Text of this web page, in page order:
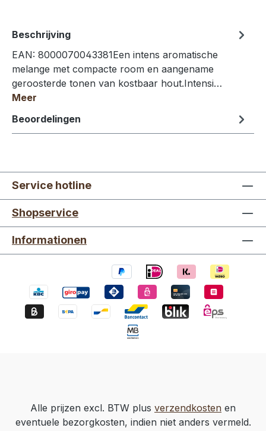
Beschrijving
EAN: 8000070043381Een intens aromatische
melange met compacte room en aangename
geroosterde tonen van kostbaar hout.Intensi…
Meer
Beoordelingen
Service hotline
Shopservice
Informationen
Alle prijzen excl. BTW plus verzendkosten en
eventuele bezorgkosten, indien niet anders vermeld.